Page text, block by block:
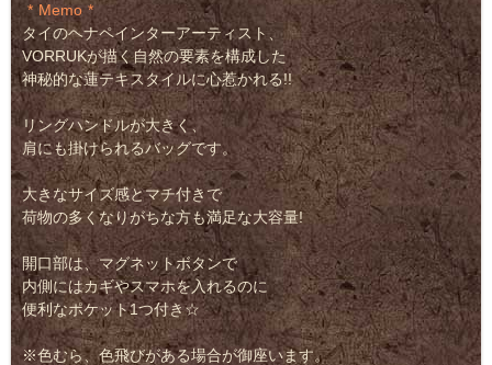
Memo
タイのヘナペインターアーティスト、
VORRUKが描く自然の要素を構成した
神秘的な蓮テキスタイルに心惹かれる!!
リングハンドルが大きく、
肩にも掛けられるバッグです。
大きなサイズ感とマチ付きで
荷物の多くなりがちな方も満足な大容量!
開口部は、マグネットボタンで
内側にはカギやスマホを入れるのに
便利なポケット1つ付き☆
※色むら、色飛びがある場合が御座います。